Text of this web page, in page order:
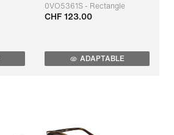
0VO5361S - Rectangle
Adaptable
CHF 123.00
ADAPTABLE